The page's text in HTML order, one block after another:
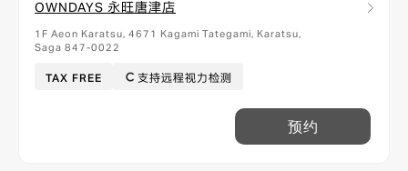
OWNDAYS 永旺唐津店
1F Aeon Karatsu, 4671 Kagami Tategami, Karatsu,
Saga 847-0022
TAX FREE 支持远程视力检测
预约